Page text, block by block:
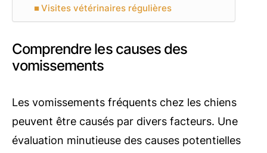
Visites vétérinaires régulières
Comprendre les causes des
vomissements
Les vomissements fréquents chez les chiens
peuvent être causés par divers facteurs. Une
évaluation minutieuse des causes potentielles